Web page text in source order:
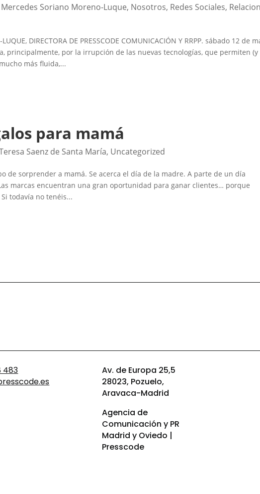
Mercedes Soriano Moreno-Luque, Nosotros, Redes Sociales,
DIRECTORA DE PRESSCODE COMUNICACIÓN Y RRPP. sábado 12 de
principalmente, por la irrupción de las nuevas tecnologías, que permiten (y
más fluida,...
para mamá
Saenz de Santa María, Uncategorized
de sorprender a mamá. Se acerca el día de la madre. A parte de un día
marcas encuentran una gran oportunidad para ganar clientes… porque
todavía no tenéis...
483
Av. de Europa 25,5
28023, Pozuelo,
Aravaca-Madrid
Agencia de
Comunicación y PR
Madrid y Oviedo |
Presscode